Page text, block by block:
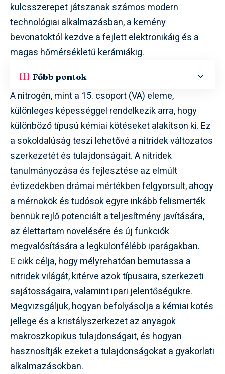
kulcsszerepet játszanak számos modern
technológiai alkalmazásban, a kemény
bevonatoktól kezdve a fejlett elektronikáig és a
magas hőmérsékletű kerámiákig.
Főbb pontok
A nitrogén, mint a 15. csoport (VA) eleme,
különleges képességgel rendelkezik arra, hogy
különböző típusú kémiai kötéseket alakítson ki. Ez
a sokoldalúság teszi lehetővé a nitridek változatos
szerkezetét és tulajdonságait. A nitridek
tanulmányozása és fejlesztése az elmúlt
évtizedekben drámai mértékben felgyorsult, ahogy
a mérnökök és tudósok egyre inkább felismerték
bennük rejlő potenciált a teljesítmény javítására,
az élettartam növelésére és új funkciók
megvalósítására a legkülönfélébb iparágakban.
E cikk célja, hogy mélyrehatóan bemutassa a
nitridek világát, kitérve azok típusaira, szerkezeti
sajátosságaira, valamint ipari jelentőségükre.
Megvizsgáljuk, hogyan befolyásolja a kémiai kötés
jellege és a kristályszerkezet az anyagok
makroszkopikus tulajdonságait, és hogyan
hasznosítják ezeket a tulajdonságokat a gyakorlati
alkalmazásokban.